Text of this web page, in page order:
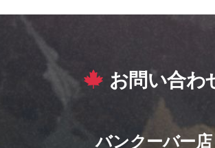
be
the
お問い合わ
バンクーバー店